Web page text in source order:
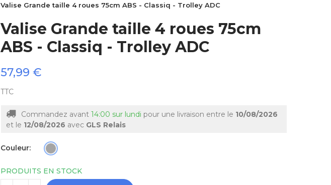
Valise Grande taille 4 roues 75cm ABS - Classiq - Trolley ADC
Valise Grande taille 4 roues 75cm
ABS - Classiq - Trolley ADC
57,99 €
TTC
Commandez avant 14:00 sur lundi pour une livraison entre le 10/08/2026
et le 12/08/2026 avec GLS Relais
Couleur
PRODUITS EN STOCK